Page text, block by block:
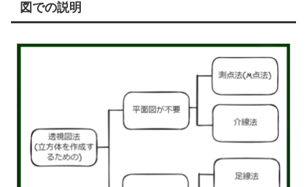
図での説明